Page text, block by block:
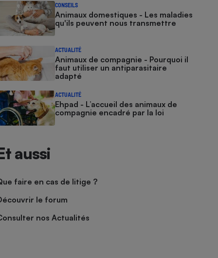
CONSEILS
Animaux domestiques - Les maladies
qu'ils peuvent nous transmettre
ACTUALITÉ
Animaux de compagnie - Pourquoi il
faut utiliser un antiparasitaire
adapté
ACTUALITÉ
Ehpad - L’accueil des animaux de
compagnie encadré par la loi
aussi
faire en cas de litige ?
le forum
nos Actualités